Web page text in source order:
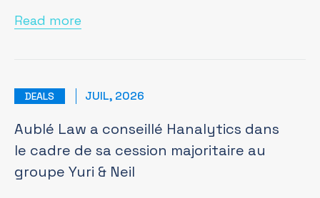
Read more
DEALS JUIL, 2026
Aublé Law a conseillé Hanalytics dans
le cadre de sa cession majoritaire au
groupe Yuri & Neil